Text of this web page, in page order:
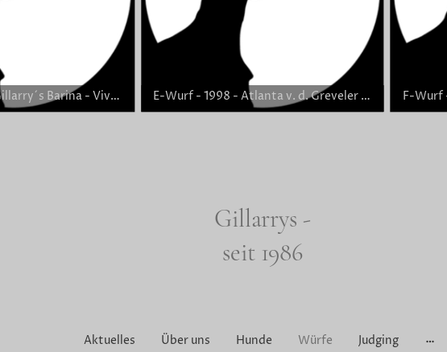
D-Wurf - 1997 - Gillarry´s Barina - Vivat´s Aying - 1,7 E-Wurf - 1998 - Atlanta v. d. Greveler Feldmark - Carnbargus Comeback - 7,4
Gillarrys -
seit 1986
Aktuelles Über uns Hunde Würfe Judging